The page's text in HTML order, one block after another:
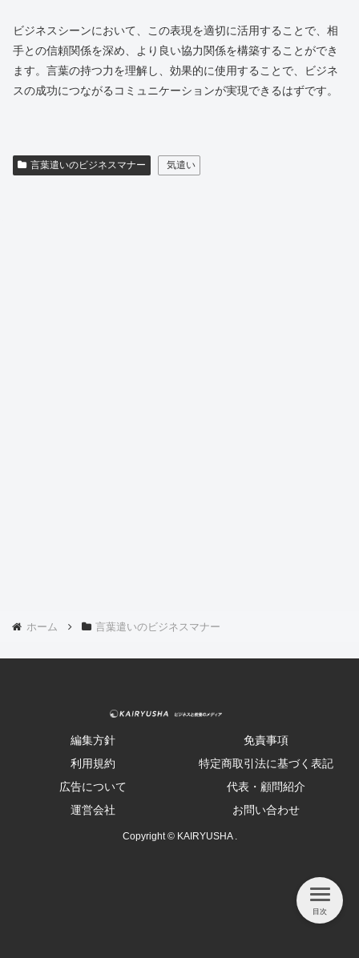
ビジネスシーンにおいて、この表現を適切に活用することで、相
手との信頼関係を深め、より良い協力関係を構築することができ
ます。言葉の持つ力を理解し、効果的に使用することで、ビジネ
スの成功につながるコミュニケーションが実現できるはずです。
言葉遣いのビジネスマナー 気遣い
ホーム 言葉遣いのビジネスマナー
編集方針
免責事項
利用規約
特定商取引法に基づく表記
広告について
代表・顧問紹介
運営会社
お問い合わせ
Copyright © KAIRYUSHA .
目次